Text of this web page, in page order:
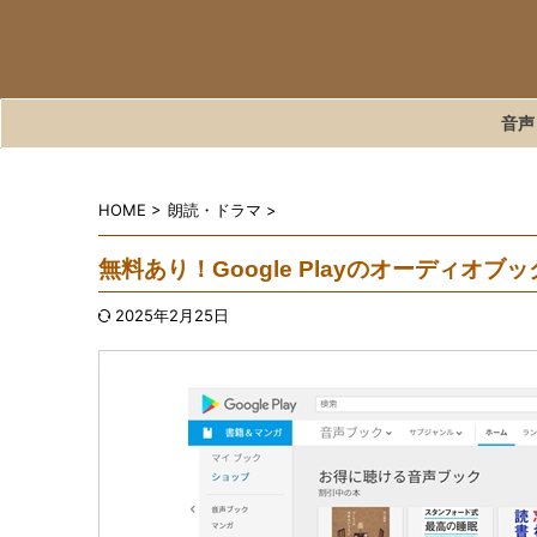
音声
HOME > 朗読・ドラマ >
無料あり！Google Playのオーディオブッ
2025年2月25日